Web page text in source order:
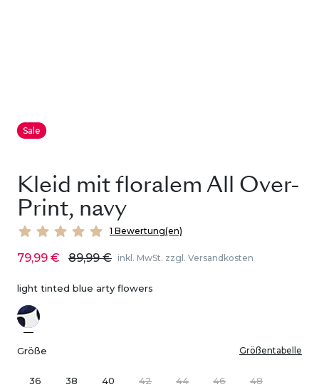
Sale
Kleid mit floralem All Over-
Print, navy
1 Bewertung(en)
79,99 € 89,99 € inkl. MwSt. zzgl. Versandkosten
light tinted blue arty flowers
Größe Größentabelle
36 38 40 42 44 46 48